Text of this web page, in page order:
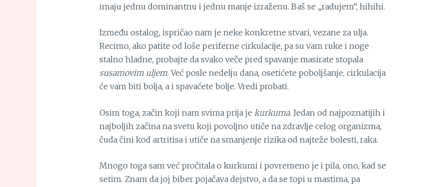
imaju jednu dominantnu i jednu manje izraženu. Baš se „radujem“, hihihi.
Između ostalog, ispričao nam je neke konkretne stvari, vezane za ulja.
Recimo, ako patite od loše periferne cirkulacije, pa su vam ruke i noge
stalno hladne, probajte da svako veče pred spavanje masirate stopala
susamovim uljem. Već posle nedelju dana, osetićete poboljšanje, cirkulacija
će vam biti bolja, a i spavaćete bolje. Vredi probati.
Osim toga, začin koji nam svima prija je kurkuma. Jedan od najpoznatijih i
najboljih začina na svetu koji povoljno utiče na zdravlje celog organizma,
čuda čini kod artritisa i utiče na smanjenje rizika od najteže bolesti, raka.
Mnogo toga sam već pročitala o kurkumi i povremeno je i pila, ono, kad se
setim. Znam da joj biber pojačava dejstvo, a da se topi u mastima, pa